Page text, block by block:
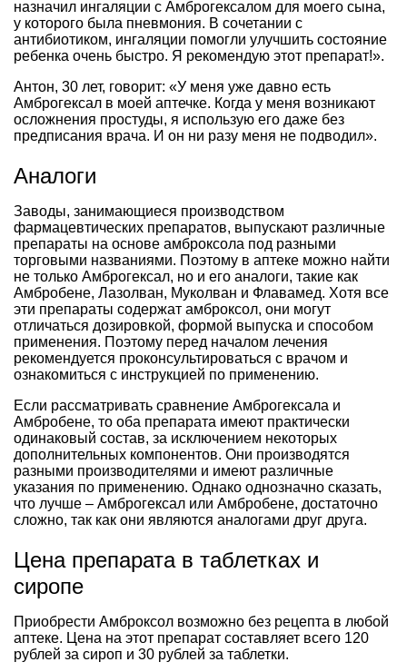
назначил ингаляции с Амброгексалом для моего сына,
у которого была пневмония. В сочетании с
антибиотиком, ингаляции помогли улучшить состояние
ребенка очень быстро. Я рекомендую этот препарат!».
Антон, 30 лет, говорит: «У меня уже давно есть
Амброгексал в моей аптечке. Когда у меня возникают
осложнения простуды, я использую его даже без
предписания врача. И он ни разу меня не подводил».
Аналоги
Заводы, занимающиеся производством
фармацевтических препаратов, выпускают различные
препараты на основе амброксола под разными
торговыми названиями. Поэтому в аптеке можно найти
не только Амброгексал, но и его аналоги, такие как
Амбробене, Лазолван, Муколван и Флавамед. Хотя все
эти препараты содержат амброксол, они могут
отличаться дозировкой, формой выпуска и способом
применения. Поэтому перед началом лечения
рекомендуется проконсультироваться с врачом и
ознакомиться с инструкцией по применению.
Если рассматривать сравнение Амброгексала и
Амбробене, то оба препарата имеют практически
одинаковый состав, за исключением некоторых
дополнительных компонентов. Они производятся
разными производителями и имеют различные
указания по применению. Однако однозначно сказать,
что лучше – Амброгексал или Амбробене, достаточно
сложно, так как они являются аналогами друг друга.
Цена препарата в таблетках и
сиропе
Приобрести Амброксол возможно без рецепта в любой
аптеке. Цена на этот препарат составляет всего 120
рублей за сироп и 30 рублей за таблетки.